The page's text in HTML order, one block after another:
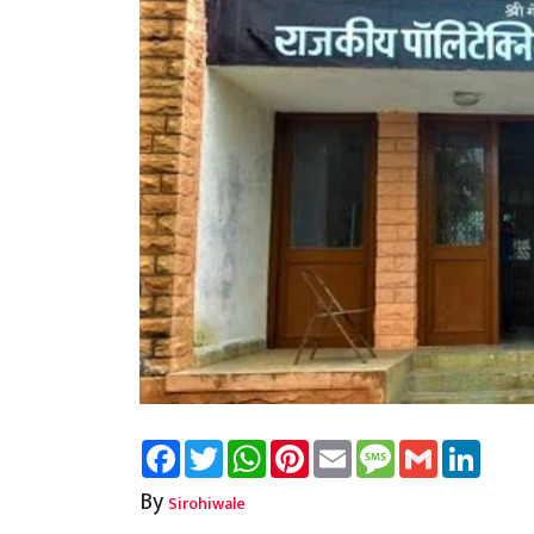
FacebookTwitterWhatsAppPinterest
Email Message
Gmail
By Sirohiwale